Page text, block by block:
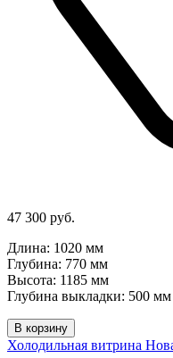
47 300 руб.
Длина: 1020 мм
Глубина: 770 мм
Высота: 1185 мм
Глубина выкладки: 500 мм
В корзину
Холодильная витрина